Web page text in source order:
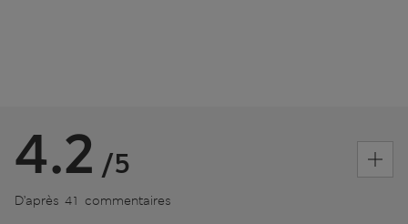
4.2 /5
D’après 41 commentaires